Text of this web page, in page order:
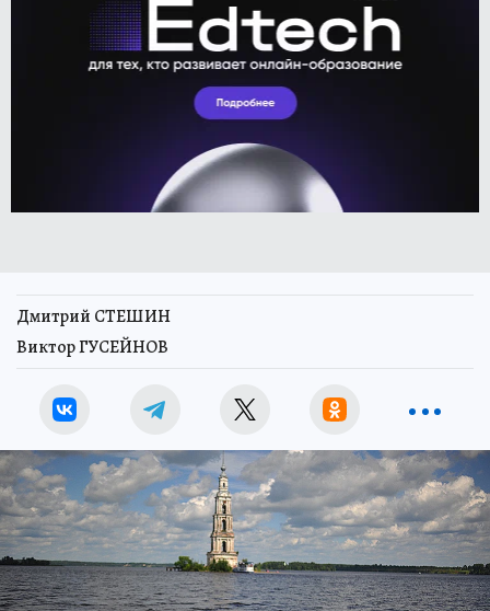
Дмитрий СТЕШИН
Виктор ГУСЕЙНОВ